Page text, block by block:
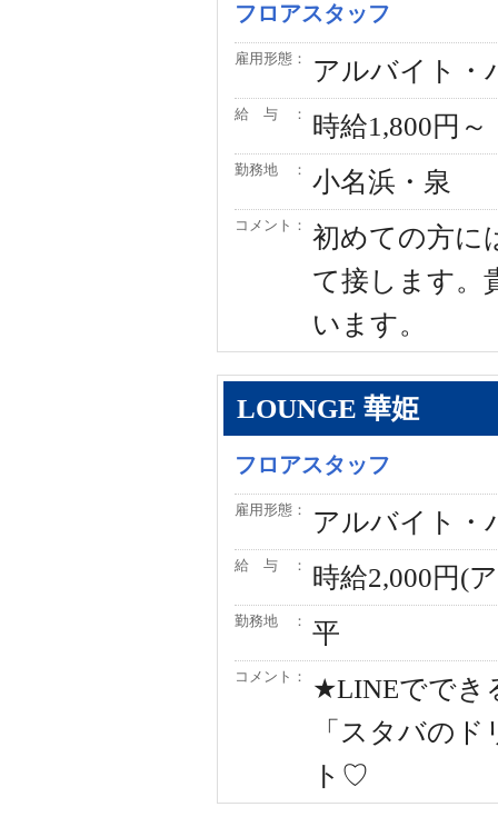
フロアスタッフ
雇用形態： アルバイト・
給 与 ： 時給1,800円
勤務地 ： 小名浜・泉
コメント：
初めての方に
て接します。
います。
LOUNGE 華姫
フロアスタッフ
雇用形態： アルバイト・
給 与 ： 時給2,000円(
勤務地 ： 平
コメント：
★LINEででき
「スタバの
ト♡